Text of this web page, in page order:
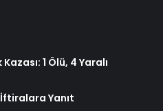
1 Ölü, 4 Yaralı
İftiralara Yanıt